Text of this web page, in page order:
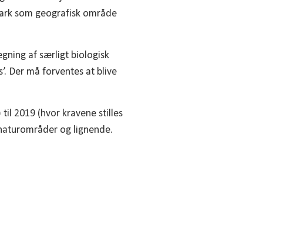
som geografisk område
af særligt biologisk
Der må forventes at blive
2019 (hvor kravene stilles
og lignende.